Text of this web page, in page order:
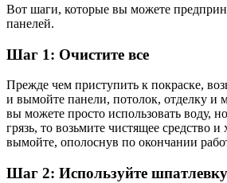
Вот шаги, которые вы можете
панелей.
Шаг 1: Очистите все
Прежде чем приступить к покраске,
и вымойте панели, потолок, отделку и
вы можете просто использовать воду,
грязь, то возьмите чистящее средство и
вымойте, ополоснув по окончании
Шаг 2: Используйте шпатлевку